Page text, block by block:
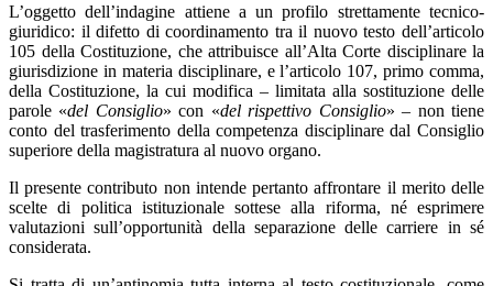
L’oggetto dell’indagine attiene a un profilo strettamente tecnico-
giuridico: il difetto di coordinamento tra il nuovo testo dell’articolo
105 della Costituzione, che attribuisce all’Alta Corte disciplinare la
giurisdizione in materia disciplinare, e l’articolo 107, primo comma,
della Costituzione, la cui modifica – limitata alla sostituzione delle
parole «del Consiglio» con «del rispettivo Consiglio» – non tiene
conto del trasferimento della competenza disciplinare dal Consiglio
superiore della magistratura al nuovo organo.
Il presente contributo non intende pertanto affrontare il merito delle
scelte di politica istituzionale sottese alla riforma, né esprimere
valutazioni sull’opportunità della separazione delle carriere in sé
considerata.